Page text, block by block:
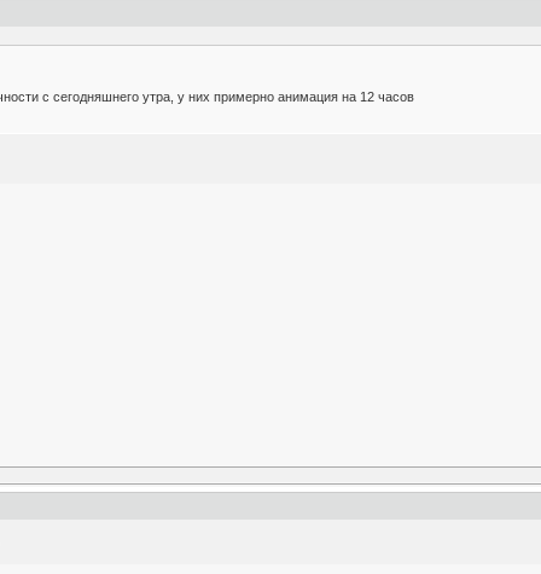
с сегодняшнего утра, у них примерно анимация на 12 часов